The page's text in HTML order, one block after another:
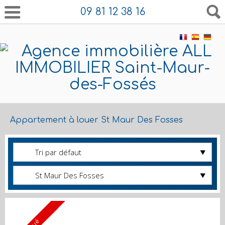
09 81 12 38 16
Appartement à louer St Maur Des Fosses
Tri par défaut
St Maur Des Fosses